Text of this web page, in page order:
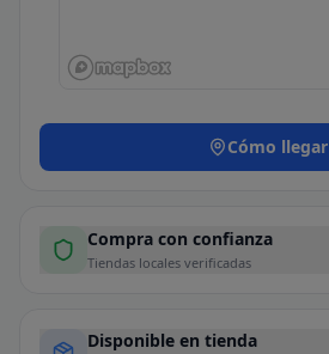
Cómo llegar
Compra con confianza
Tiendas locales verificadas
Disponible en tienda